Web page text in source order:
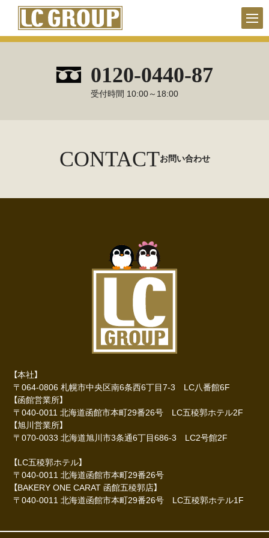
0120-0440-87
受付時間 10:00～18:00
CONTACTお問い合わせ
【本社】
〒064-0806 札幌市中央区南6条西6丁目7-3 LC八番館6F
【函館営業所】
〒040-0011 北海道函館市本町29番26号 LC五稜郭ホテル2F
【旭川営業所】
〒070-0033 北海道旭川市3条通6丁目686-3 LC2号館2F
【LC五稜郭ホテル】
〒040-0011 北海道函館市本町29番26号
【BAKERY ONE CARAT 函館五稜郭店】
〒040-0011 北海道函館市本町29番26号 LC五稜郭ホテル1F